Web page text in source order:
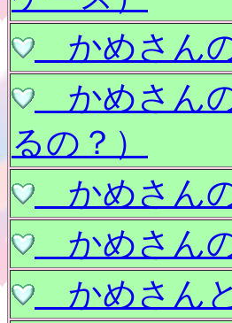
かめさん
かめさん
るの？）
かめさん
かめさん
かめさん